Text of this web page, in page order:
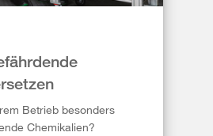
Betrieb besonders
Chemikalien?